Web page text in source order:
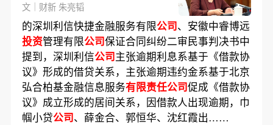
文｜财新 朱亮韬
的深圳利信快捷金融服务有限公司、安徽中睿博远
投资管理有限公司保证合同纠纷二审民事判决书中
提到，深圳利信公司主张逾期利息系基于《借款协
议》形成的借贷关系，主张逾期违约金系基于北京
弘合柏基金融信息服务有限责任公司促成《借款协
议》成立形成的居间关系，因借款人出现逾期，巾
帼小贷公司、薛金合、郭恒华、沈红霞出……